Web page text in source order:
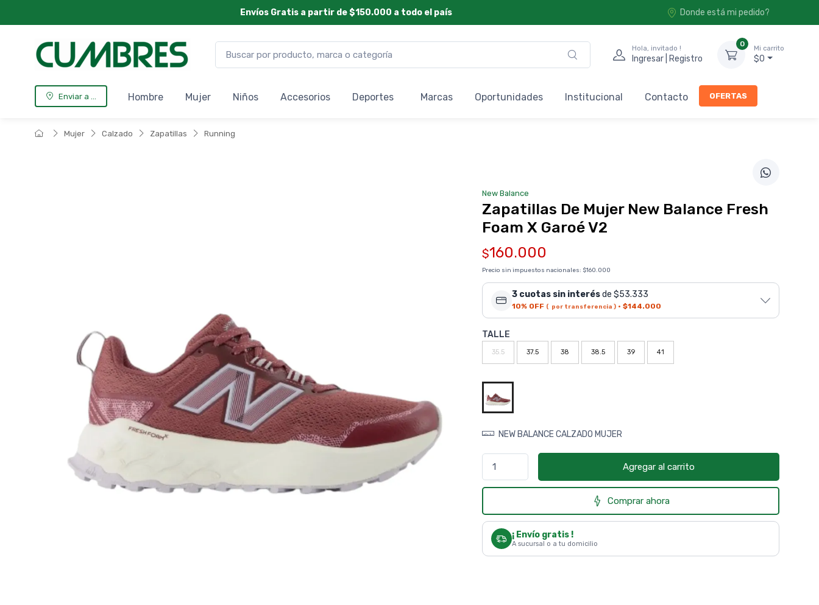
Envíos Gratis a partir de $150.000 a todo el país Donde está mi pedido?
Hola, invitado !
Ingresar | Registro
0
Mi carrito
$0
Enviar a ... Hombre Mujer Niños Accesorios Deportes Marcas Oportunidades Institucional Contacto OFERTAS
Mujer Calzado Zapatillas Running
New Balance
Zapatillas De Mujer New Balance Fresh
Foam X Garoé V2
$160.000
Precio sin impuestos nacionales: $160.000
3 cuotas sin interésde $53.333
10% OFF ( por transferencia )· $144.000
TALLE
35.5 37.5 38 38.5 39 41
NEW BALANCE CALZADO MUJER
Agregar al carrito
Comprar ahora
¡ Envío gratis !
A sucursal o a tu domicilio